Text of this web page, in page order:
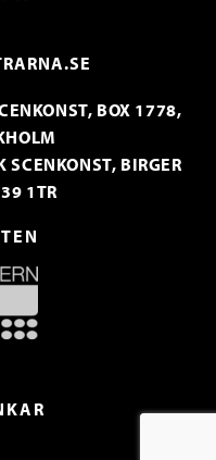
BOX 1778,
SCENKONST, BIRGER
1TR